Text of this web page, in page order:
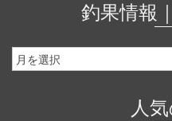
釣果情報
釣
果
人